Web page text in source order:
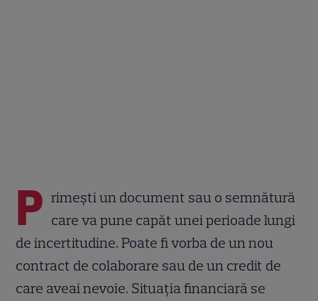
P rimeşti un document sau o semnătură
care va pune capăt unei perioade lungi
de incertitudine. Poate fi vorba de un nou
contract de colaborare sau de un credit de
care aveai nevoie. Situația financiară se